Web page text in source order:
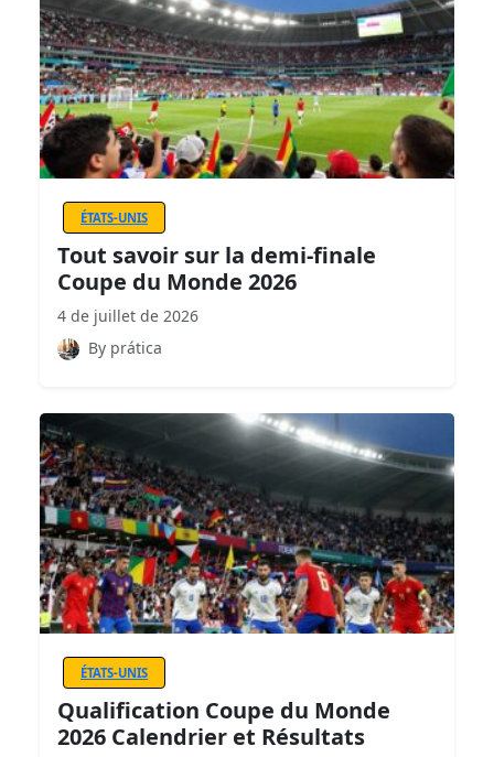
ÉTATS-UNIS
Tout savoir sur la demi-finale
Coupe du Monde 2026
4 de juillet de 2026
By prática
ÉTATS-UNIS
Qualification Coupe du Monde
2026 Calendrier et Résultats